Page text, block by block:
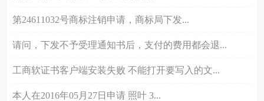
第24611032号商标注销申请，商标局下发...
请问，下发不予受理通知书后，支付的费用都会退...
工商软证书客户端安装失败 不能打开要写入的文...
本人在2016年05月27日申请 照叶 3...